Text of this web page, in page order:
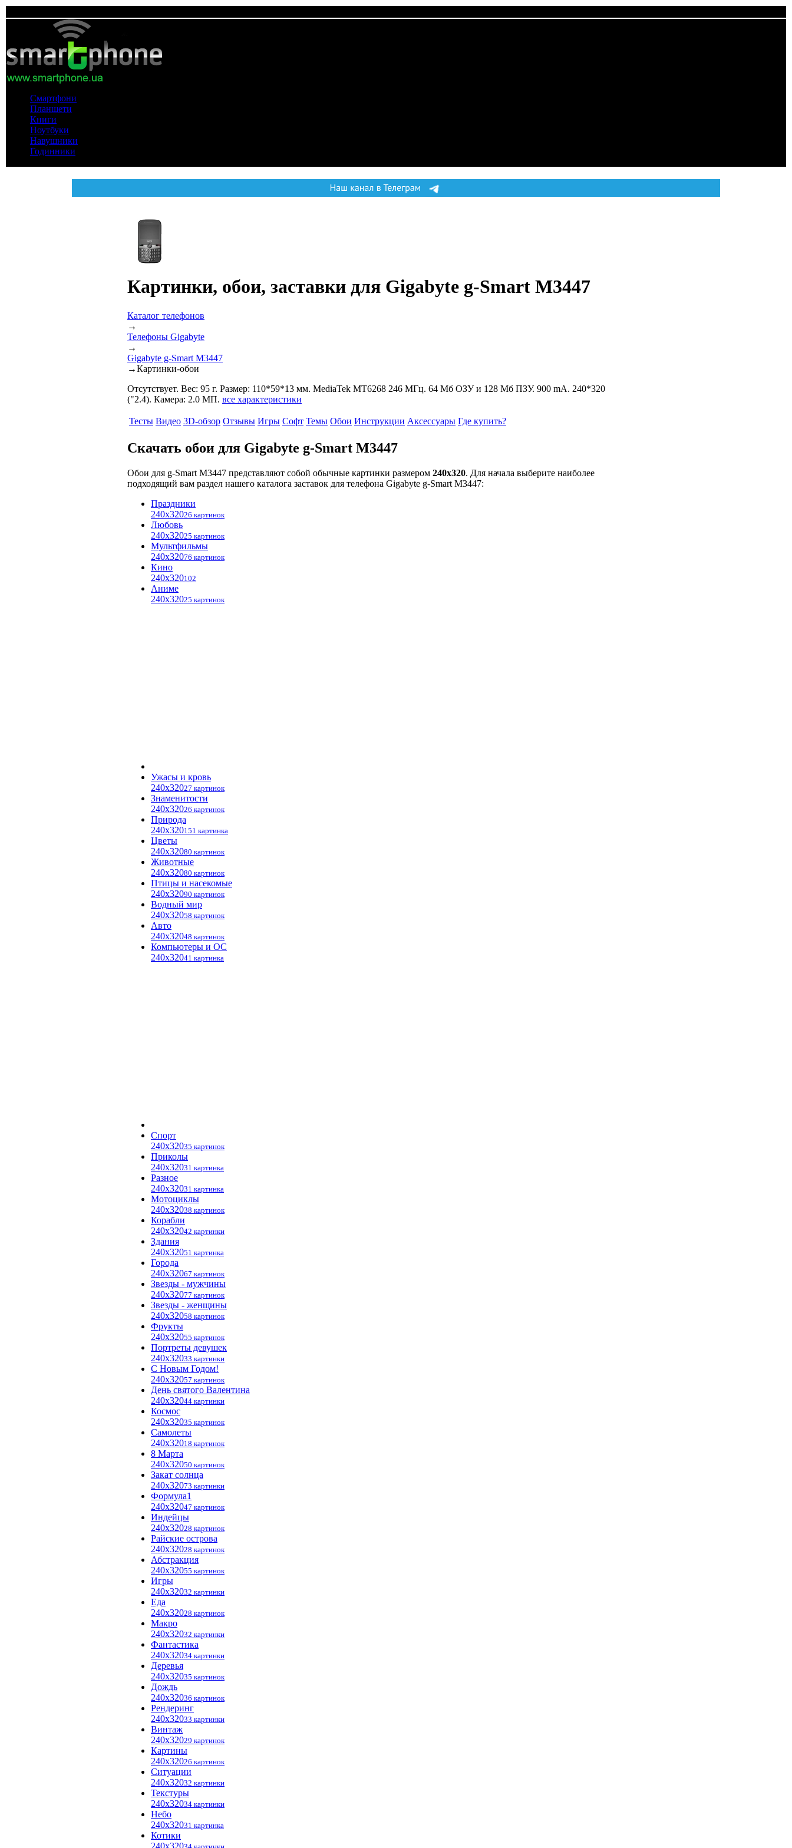
Смартфони
Планшети
Книги
Ноутбуки
Навушники
Годинники
Картинки, обои, заставки для Gigabyte g-Smart M3447
Каталог телефонов
→
Телефоны Gigabyte
→
Gigabyte g-Smart M3447
→Картинки-обои
Отсутствует. Вес: 95 г. Размер: 110*59*13 мм. MediaTek MT6268 246 МГц. 64 Мб ОЗУ и 128 Мб ПЗУ. 900 mA. 240*320
("2.4). Камера: 2.0 МП. все характеристики
Тесты Видео 3D-обзор Отзывы Игры Софт Темы Обои Инструкции Аксессуары Где купить?
Скачать обои для Gigabyte g-Smart M3447
Обои для g-Smart M3447 представляют собой обычные картинки размером 240x320. Для начала выберите наиболее
подходящий вам раздел нашего каталога заставок для телефона Gigabyte g-Smart M3447:
Праздники
240x32026 картинок
Любовь
240x32025 картинок
Мультфильмы
240x32076 картинок
Кино
240x320102
Аниме
240x32025 картинок
Ужасы и кровь
240x32027 картинок
Знаменитости
240x32026 картинок
Природа
240x320151 картинка
Цветы
240x32080 картинок
Животные
240x32080 картинок
Птицы и насекомые
240x32090 картинок
Водный мир
240x32058 картинок
Авто
240x32048 картинок
Компьютеры и ОС
240x32041 картинка
Спорт
240x32035 картинок
Приколы
240x32031 картинка
Разное
240x32031 картинка
Мотоциклы
240x32038 картинок
Корабли
240x32042 картинки
Здания
240x32051 картинка
Города
240x32067 картинок
Звезды - мужчины
240x32077 картинок
Звезды - женщины
240x32058 картинок
Фрукты
240x32055 картинок
Портреты девушек
240x32033 картинки
С Новым Годом!
240x32057 картинок
День святого Валентина
240x32044 картинки
Космос
240x32035 картинок
Самолеты
240x32018 картинок
8 Марта
240x32050 картинок
Закат солнца
240x32073 картинки
Формула1
240x32047 картинок
Индейцы
240x32028 картинок
Райские острова
240x32028 картинок
Абстракция
240x32055 картинок
Игры
240x32032 картинки
Еда
240x32028 картинок
Макро
240x32032 картинки
Фантастика
240x32034 картинки
Деревья
240x32035 картинок
Дождь
240x32036 картинок
Рендеринг
240x32033 картинки
Винтаж
240x32029 картинок
Картины
240x32026 картинок
Ситуации
240x32032 картинки
Текстуры
240x32034 картинки
Небо
240x32031 картинка
Котики
240x320